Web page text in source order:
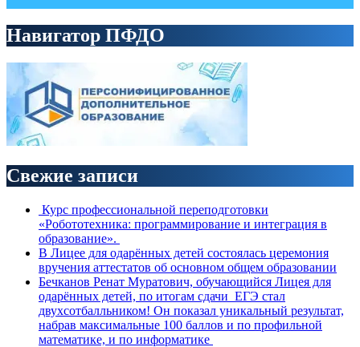
Навигатор ПФДО
Свежие записи
Курс профессиональной переподготовки
«Робототехника: программирование и интеграция в
образование».
В Лицее для одарённых детей состоялась церемония
вручения аттестатов об основном общем образовании
Бечканов Ренат Муратович, обучающийся Лицея для
одарённых детей, по итогам сдачи ЕГЭ стал
двухсотбалльником! Он показал уникальный результат,
набрав максимальные 100 баллов и по профильной
математике, и по информатике